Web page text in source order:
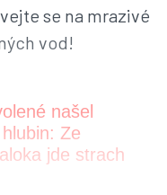
se na mrazivé
vod!
našel
Ze
jde strach